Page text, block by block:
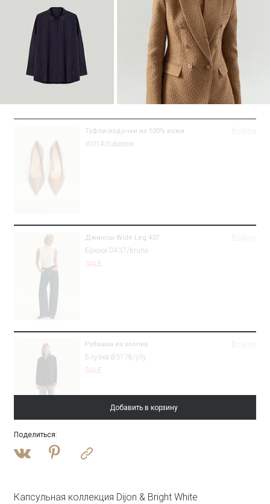
Туфли-лодочки из 100% кожи
W014/tuberose
Войти
Джинсы Wide Leg 437
Брюки D437/bruna
SALE
Войти
Рубашка из хлопка
Блузка B3178/jilly
SALE
Войти
Платье-футляр макси
Добавить в корзину
Поделиться:
Капсульная коллекция Dijon & Bright White